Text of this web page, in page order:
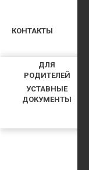
ДЛЯ
РОДИТЕЛЕЙ
УСТАВНЫЕ
ДОКУМЕНТЫ
КОНТАКТЫ